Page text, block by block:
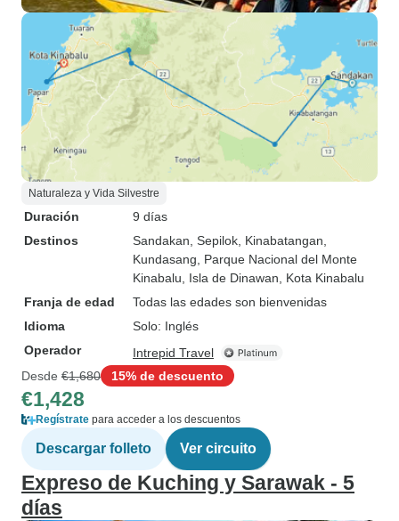
Naturaleza y Vida Silvestre
Duración
9 días
Destinos
Sandakan , Sepilok , Kinabatangan
Kundasang , Parque Nacional del Monte
Kinabalu , Isla de Dinawan , Kota Kinabalu
Franja de edad
Todas las edades son bienvenidas
Idioma
Solo: Inglés
Operador
Intrepid Travel
Desde €1,680 15% de descuento
€1,428
Regístrate para acceder a los descuentos
Descargar folleto Ver circuito
Expreso de Kuching y Sarawak - 5
días